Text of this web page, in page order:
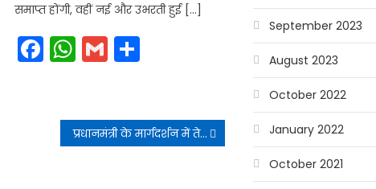
समाप्त होंगी, वहीं नई और उभरती हुई […]
Facebook
WhatsApp
Gmail
प्रधानमंत्री के मार्गदर्शन में तेजी से विकास कर रहा उत्तराखंड: सतपाल महाराज
September 2023
August 2023
October 2022
January 2022
October 2021